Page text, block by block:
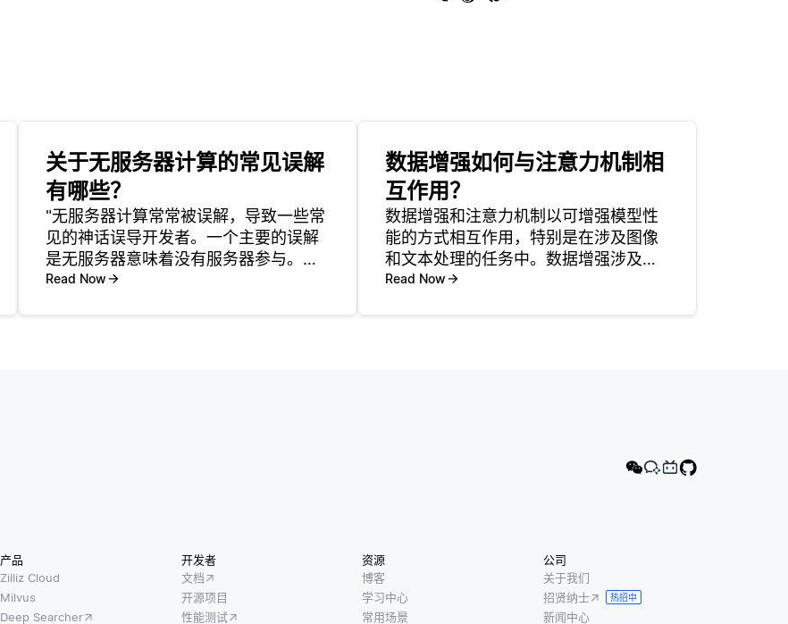
关于无服务器计算的常见误解
有哪些？
"无服务器计算常常被误解，导致一些常
见的神话误导开发者。一个主要的误解
是无服务器意味着没有服务器参与。虽
然确实是云提供商管理基础设施，但服
Read Now
数据增强如何与注意力机制相
互作用？
数据增强和注意力机制以可增强模型性
能的方式相互作用，特别是在涉及图像
和文本处理的任务中。数据增强涉及对
现有训练数据进行变换，以创建变体，
Read Now
产品
Zilliz Cloud
Milvus
Deep Searcher
开发者
文档
开源项目
性能测试
资源
博客
学习中心
常用场景
公司
关于我们
招贤纳士
热招中
新闻中心